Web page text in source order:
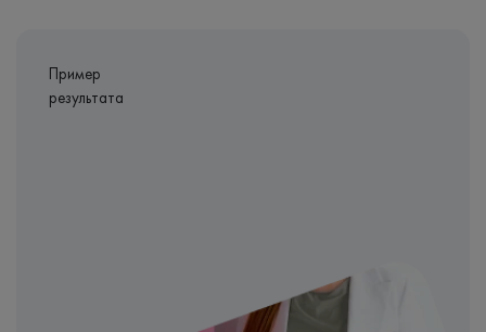
Пример
результата